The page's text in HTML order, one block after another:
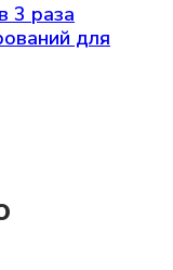
3 раза
для